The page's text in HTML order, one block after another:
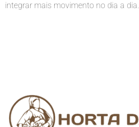
integrar mais movimento no dia a dia.